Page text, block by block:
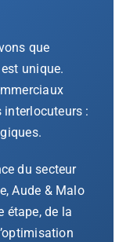
que
unique.
interlocuteurs :
du secteur
Aude & Malo
étape, de la